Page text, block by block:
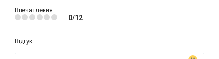
Впечатления
0/12
Відгук: